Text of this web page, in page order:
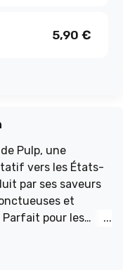
5,90 €
Pulp, une
vers les États-
par ses saveurs
et
pour les
offre une
la journée.